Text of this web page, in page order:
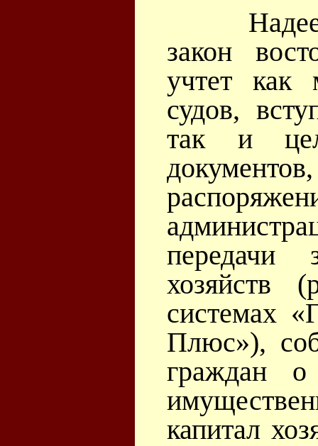
закон
учтет как
судов,
так и
передачи
хозяйств
системах
Плюс»),
граждан о
капитал